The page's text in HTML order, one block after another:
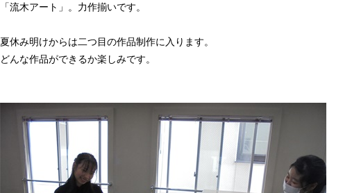
「流木アート」。力作揃いです。
夏休み明けからは二つ目の作品制作に入ります。
どんな作品ができるか楽しみです。